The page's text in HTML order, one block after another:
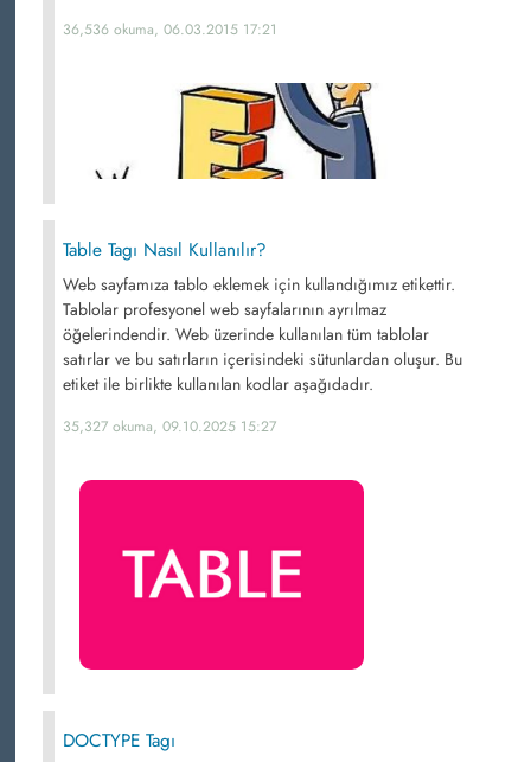
36,536 okuma, 06.03.2015 17:21
Table Tagı Nasıl Kullanılır?
Web sayfamıza tablo eklemek için kullandığımız etikettir.
Tablolar profesyonel web sayfalarının ayrılmaz
öğelerindendir. Web üzerinde kullanılan tüm tablolar
satırlar ve bu satırların içerisindeki sütunlardan oluşur. Bu
etiket ile birlikte kullanılan kodlar aşağıdadır.
35,327 okuma, 09.10.2025 15:27
DOCTYPE Tagı